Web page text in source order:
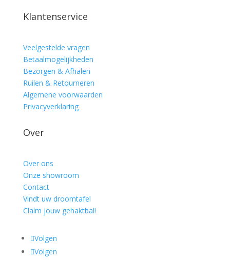
Klantenservice
Veelgestelde vragen
Betaalmogelijkheden
Bezorgen & Afhalen
Ruilen & Retourneren
Algemene voorwaarden
Privacyverklaring
Over
Over ons
Onze showroom
Contact
Vindt uw droomtafel
Claim jouw gehaktbal!
Volgen
Volgen